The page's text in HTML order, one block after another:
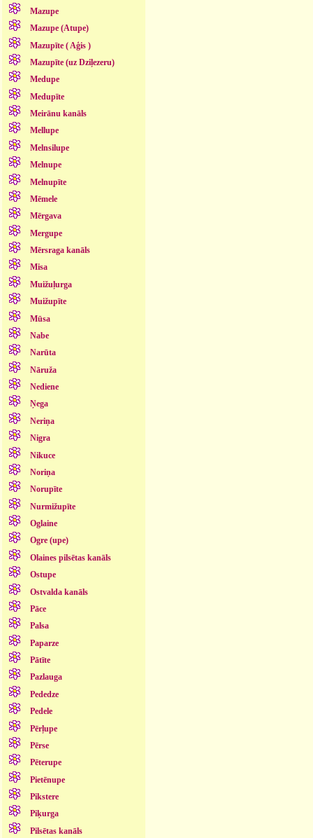
Mazupe
Mazupe (Atupe)
Mazupīte ( Aģis )
Mazupīte (uz Dziļezeru)
Medupe
Medupīte
Meirānu kanāls
Mellupe
Melnsilupe
Melnupe
Melnupīte
Mēmele
Mērgava
Mergupe
Mērsraga kanāls
Misa
Muižuļurga
Muižupīte
Mūsa
Nabe
Narūta
Nāruža
Nediene
Ņega
Neriņa
Nigra
Nikuce
Noriņa
Norupīte
Nurmižupīte
Oglaine
Ogre (upe)
Olaines pilsētas kanāls
Ostupe
Ostvalda kanāls
Pāce
Palsa
Paparze
Pātīte
Pazlauga
Pededze
Pedele
Pērļupe
Pērse
Pēterupe
Pietēnupe
Pikstere
Piķurga
Pilsētas kanāls